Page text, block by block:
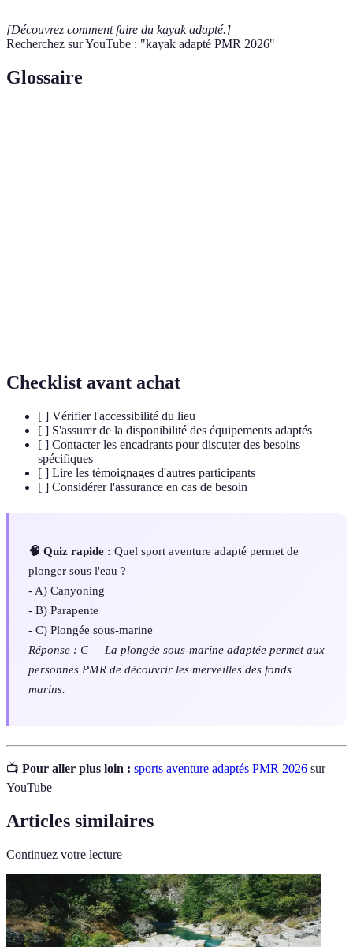
[Découvrez comment faire du kayak adapté.]
Recherchez sur YouTube : "kayak adapté PMR 2026"
Glossaire
Checklist avant achat
[ ] Vérifier l'accessibilité du lieu
[ ] S'assurer de la disponibilité des équipements adaptés
[ ] Contacter les encadrants pour discuter des besoins
spécifiques
[ ] Lire les témoignages d'autres participants
[ ] Considérer l'assurance en cas de besoin
🧠 Quiz rapide : Quel sport aventure adapté permet de
plonger sous l'eau ?
- A) Canyoning
- B) Parapente
- C) Plongée sous-marine
Réponse : C — La plongée sous-marine adaptée permet aux
personnes PMR de découvrir les merveilles des fonds
marins.
📺 Pour aller plus loin : sports aventure adaptés PMR 2026 sur
YouTube
Articles similaires
Continuez votre lecture